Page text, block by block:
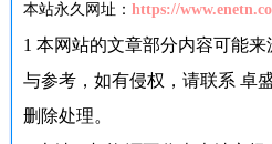
本站永久网址： https://
1 本网站的文章部分内容可能
与参考，如有侵权，请联系 卓
删除处理。